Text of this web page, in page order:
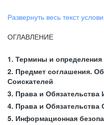
Развернуть весь текст
ОГЛАВЛЕНИЕ
1. Термины и определения
2. Предмет соглашения.
Соискателей
3. Права и Обязательства
4. Права и Обязательства
5. Информационная